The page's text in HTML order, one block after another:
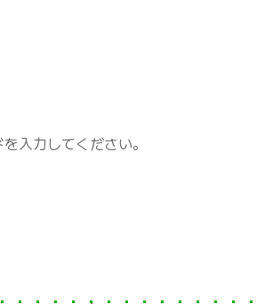
入力してください。